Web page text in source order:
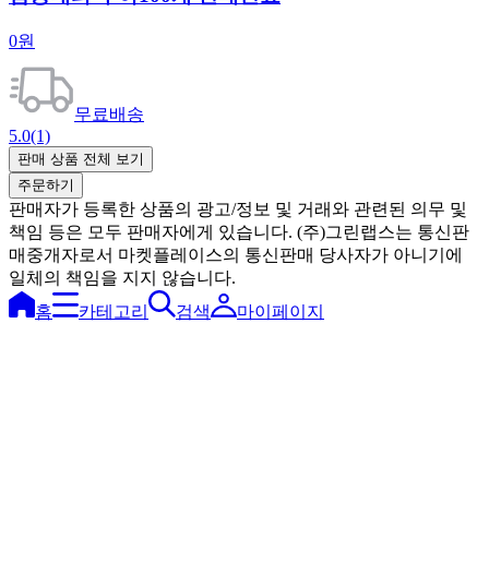
0원
무료배송
5.0(1)
판매 상품 전체 보기
주문하기
판매자가 등록한 상품의 광고/정보 및 거래와 관련된 의무 및
책임 등은 모두 판매자에게 있습니다. (주)그린랩스는 통신판
매중개자로서 마켓플레이스의 통신판매 당사자가 아니기에
일체의 책임을 지지 않습니다.
홈
카테고리 검색 마이페이지